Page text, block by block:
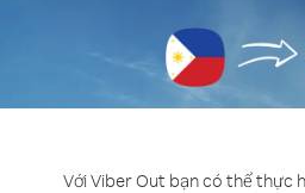
Với Viber Out bạn có thể thực